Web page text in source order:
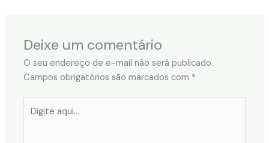
Deixe um comentário
O seu endereço de e-mail não será publicado.
Campos obrigatórios são marcados com *
aqui...